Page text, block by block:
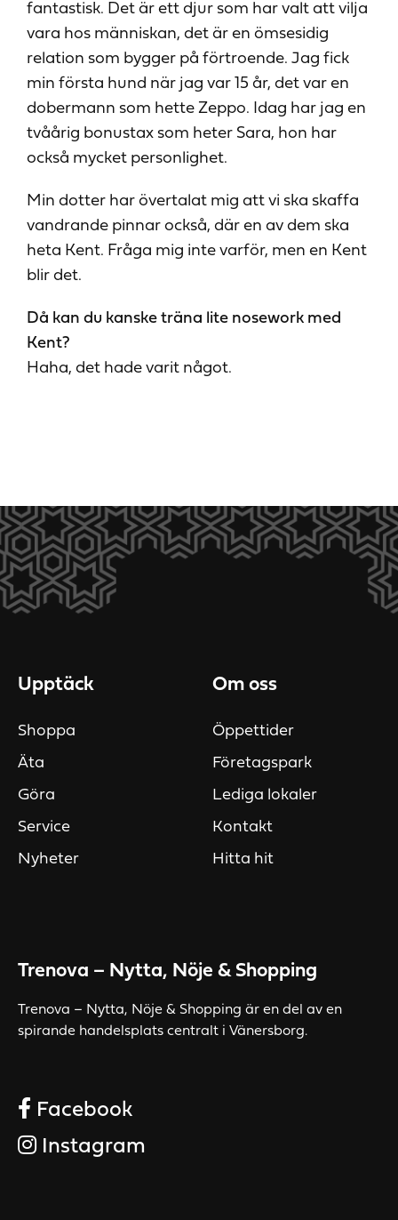
fantastisk. Det är ett djur som har valt att vilja
vara hos människan, det är en ömsesidig
relation som bygger på förtroende. Jag fick
min första hund när jag var 15 år, det var en
dobermann som hette Zeppo. Idag har jag en
tvåårig bonustax som heter Sara, hon har
också mycket personlighet.
Min dotter har övertalat mig att vi ska skaffa
vandrande pinnar också, där en av dem ska
heta Kent. Fråga mig inte varför, men en Kent
blir det.
Då kan du kanske träna lite nosework med
Kent?
Haha, det hade varit något.
Trenova – Nytta, Nöje & Shopping
Trenova – Nytta, Nöje & Shopping är en del av en
spirande handelsplats centralt i Vänersborg.
Facebook
Instagram
Upptäck
Shoppa
Äta
Göra
Service
Nyheter
Om oss
Öppettider
Företagspark
Lediga lokaler
Kontakt
Hitta hit